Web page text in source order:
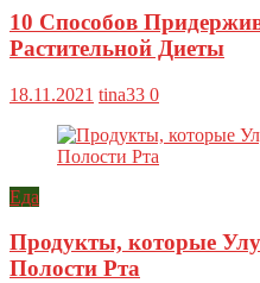
10 Способов
Растительной Диеты
18.11.2021 tina33 0
Еда
Продукты, которые
Полости Рта